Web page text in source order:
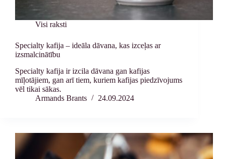
Visi raksti
Specialty kafija – ideāla dāvana, kas izceļas ar
izsmalcinātību
Specialty kafija ir izcila dāvana gan kafijas
mīļotājiem, gan arī tiem, kuriem kafijas piedzīvojums
vēl tikai sākas.
Armands Brants
24.09.2024